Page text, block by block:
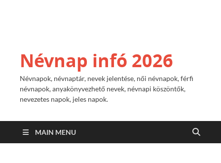
Névnap infó 2026
Névnapok, névnaptár, nevek jelentése, női névnapok, férfi
névnapok, anyakönyvezhető nevek, névnapi köszöntők,
nevezetes napok, jeles napok.
MAIN MENU